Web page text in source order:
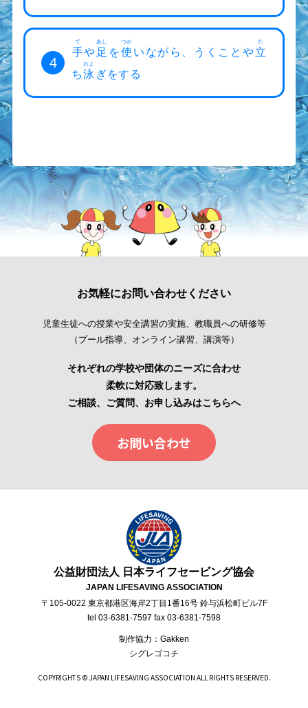
4
手
て
や 足
あし
を使
つか
いながら、うくことや立
た
ち泳
およ
ぎをする
お気軽にお問い合わせください
児童生徒への授業や安全講習の実施、教職員への研修等
（プール指導、オンライン講習、講演等）
それぞれの学校や団体のニーズに合わせ
柔軟に対応致します。
ご相談、ご質問、お申し込みはこちらへ
お問い合わせ
公益財団法人 日本ライフセービング協会
JAPAN LIFESAVING ASSOCIATION
〒105-0022 東京都港区海岸2丁目1番16号 鈴与浜松町ビル7F
tel 03-6381-7597 fax 03-6381-7598
制作協力：Gakken
シグレゴコチ
COPYRIGHTS © JAPAN LIFESAVING ASSOCIATION ALL RIGHTS RESERVED.